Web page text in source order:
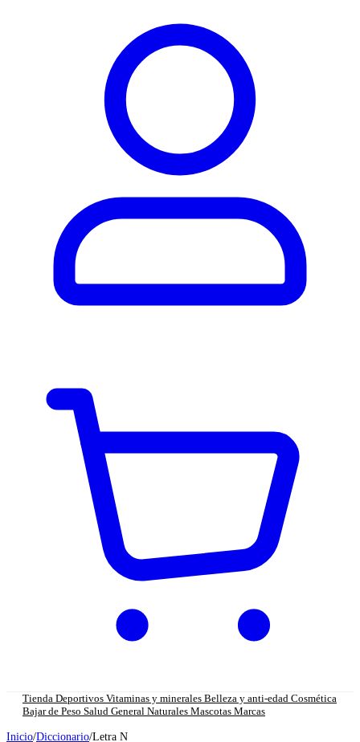
Tienda Deportivos Vitaminas y minerales Belleza y anti-edad Cosmética
Bajar de Peso Salud General Naturales Mascotas Marcas
Inicio/Diccionario/Letra N